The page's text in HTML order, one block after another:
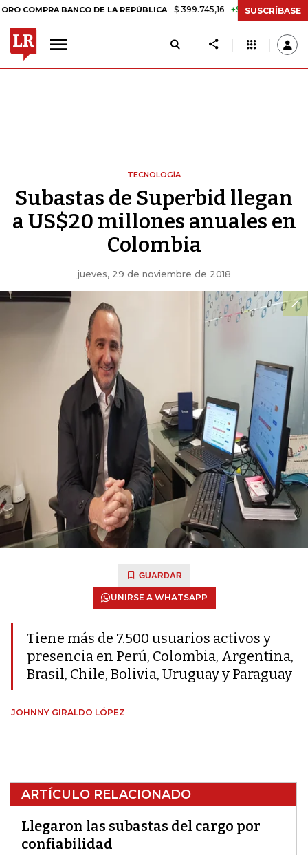
BANCO DE LA REPÚBLICA $ 399.745,16 +$ 2.295,71 +0,58%
SUSCRÍBASE
TECNOLOGÍA
Subastas de Superbid llegan
a US$20 millones anuales en
Colombia
jueves, 29 de noviembre de 2018
GUARDAR
UNIRSE A WHATSAPP
Tiene más de 7.500 usuarios activos y
presencia en Perú, Colombia, Argentina,
Brasil, Chile, Bolivia, Uruguay y Paraguay
JOHNNY GIRALDO LÓPEZ
ARTÍCULO RELACIONADO
Llegaron las subastas del cargo por
confiabilidad